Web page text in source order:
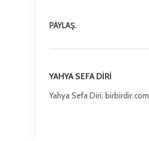
PAYLAŞ.
YAHYA SEFA DIRI
Yahya Sefa Diri,